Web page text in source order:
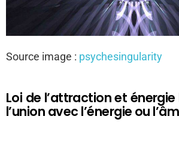
Source image : psychesingularity
Loi de l’attraction et
l’union avec l’énergie ou